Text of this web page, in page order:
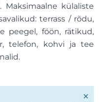
Maksimaalne külaliste
terrass / rõdu,
peegel, föön, rätikud,
telefon, kohvi ja tee
×